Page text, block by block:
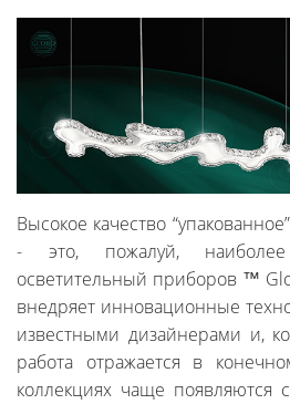
Высокое качество
- это, пожалуй,
осветительный приборов ™
внедряет инновационные
известными дизайнерами и,
работа отражается в
коллекциях чаще появляются